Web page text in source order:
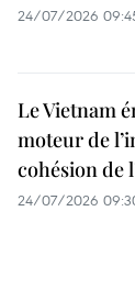
24/07/2026
Le Vietnam
moteur de
cohésion de
24/07/2026